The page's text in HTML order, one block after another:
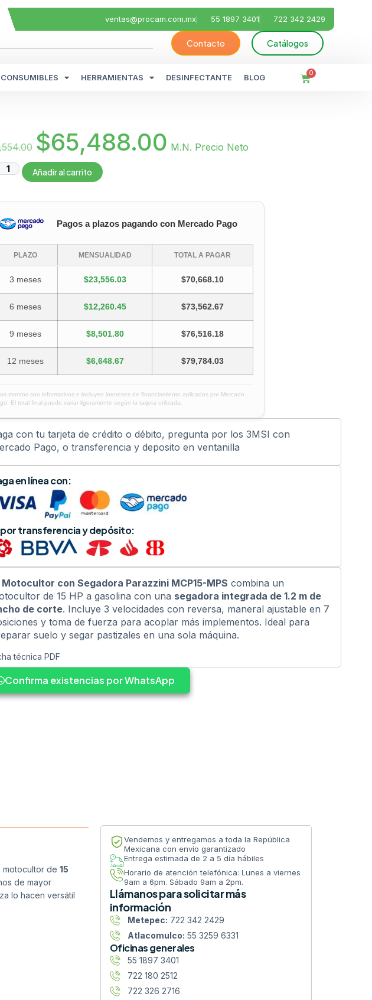
ventas@procam.com.mx 55 1897 3401 722 342 2429
Contacto Catálogos
HERRAMIENTAS DESINFECTANTE BLOG 0
$65,488.00 M.N. Precio Neto
Añadir al carrito
Pagos a plazos pagando con Mercado Pago
PLAZO MENSUALIDAD TOTAL A PAGAR
3 meses $23,556.03 $70,668.10
6 meses $12,260.45 $73,562.67
9 meses $8,501.80 $76,516.18
12 meses $6,648.67 $79,784.03
montos son informativos e incluyen intereses de financiamiento aplicados por Mercado
El total final puede variar ligeramente según la tarjeta utilizada.
con tu tarjeta de crédito o débito, pregunta por los 3MSI con
Pago, o transferencia y deposito en ventanilla
en línea con:
por transferencia y depósito:
Motocultor con Segadora Parazzini MCP15-MPS combina un
de 15 HP a gasolina con una segadora integrada de 1.2 m de
de corte. Incluye 3 velocidades con reversa, maneral ajustable en 7
y toma de fuerza para acoplar más implementos. Ideal para
suelo y segar pastizales en una sola máquina.
técnica PDF
Confirma existencias por WhatsApp
motocultor de 15
de mayor
lo hacen versátil
Vendemos y entregamos a toda la República
Mexicana con envío garantizado
Entrega estimada de 2 a 5 día hábiles
Horario de atención telefónica: Lunes a viernes
9am a 6pm. Sábado 9am a 2pm.
Llámanos para solicitar más
información
Metepec: 722 342 2429
Atlacomulco: 55 3259 6331
Oficinas generales
55 1897 3401
722 180 2512
722 326 2716